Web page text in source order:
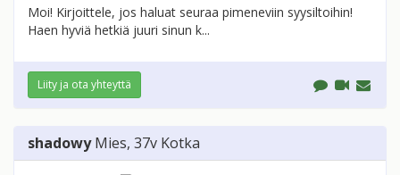
Moi! Kirjoittele, jos haluat seuraa pimeneviin syysiltoihin!
Haen hyviä hetkiä juuri sinun k...
Liity ja ota yhteyttä
shadowy Mies, 37v Kotka